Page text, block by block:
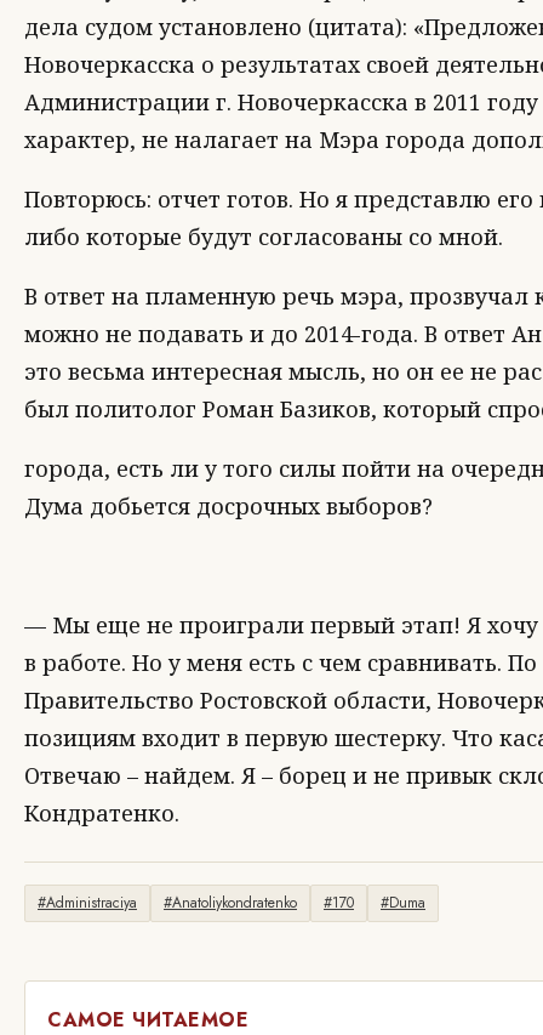
дела судом установлено (цитата):
Новочеркасска о результатах своей
Администрации г. Новочеркасска в 2011
характер, не налагает на Мэра города
Повторюсь: отчет готов. Но я представлю
либо которые будут согласованы со мной.
В ответ на пламенную речь мэра, прозвучал
можно не подавать и до 2014-года. В ответ
это весьма интересная мысль, но он ее не
был политолог Роман Базиков, который
города, есть ли у того силы пойти на
Дума добьется досрочных выборов?
— Мы еще не проиграли первый этап! Я хочу
в работе. Но у меня есть с чем сравнивать.
Правительство Ростовской области,
позициям входит в первую шестерку. Что
Отвечаю – найдем. Я – борец и не привык
Кондратенко.
#Administraciya #Anatoliykondratenko #170 #Duma
САМОЕ ЧИТАЕМОЕ